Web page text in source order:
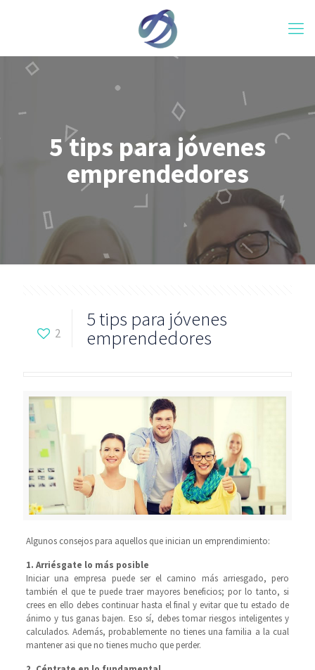
5 tips para jóvenes
emprendedores
2
5 tips para jóvenes
emprendedores
Algunos consejos para aquellos que inician un emprendimiento:
1. Arriésgate lo más posible
Iniciar una empresa puede ser el camino más arriesgado, pero
también el que te puede traer mayores beneficios; por lo tanto, si
crees en ello debes continuar hasta el final y evitar que tu estado de
ánimo y tus ganas bajen. Eso sí, debes tomar riesgos inteligentes y
calculados. Además, probablemente no tienes una familia a la cual
mantener asi que no tienes mucho que perder.